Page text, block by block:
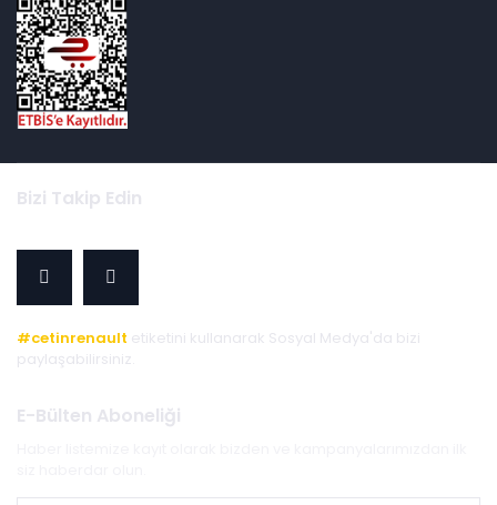
Bizi Takip Edin
#cetinrenault etiketini kullanarak Sosyal Medya'da bizi
paylaşabilirsiniz.
E-Bülten Aboneliği